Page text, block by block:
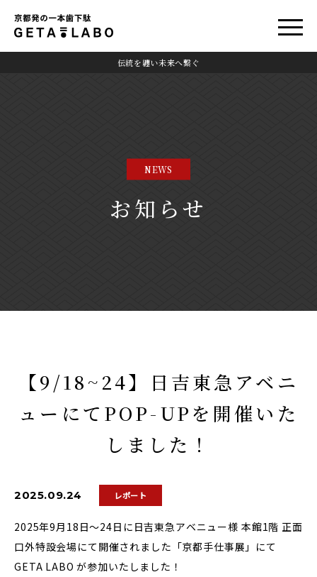
伝統を纏い未来へ繋ぐ
NEWS
お知らせ
【9/18~24】日吉東急アベニ
ューにてPOP-UPを開催いた
しました！
2025.09.24 レポート
2025年9月18日〜24日に日吉東急アベニュー様 本館1階 正面
口外特設会場にて開催されました「京都手仕事展」にて
GETA LABO が参加いたしました！